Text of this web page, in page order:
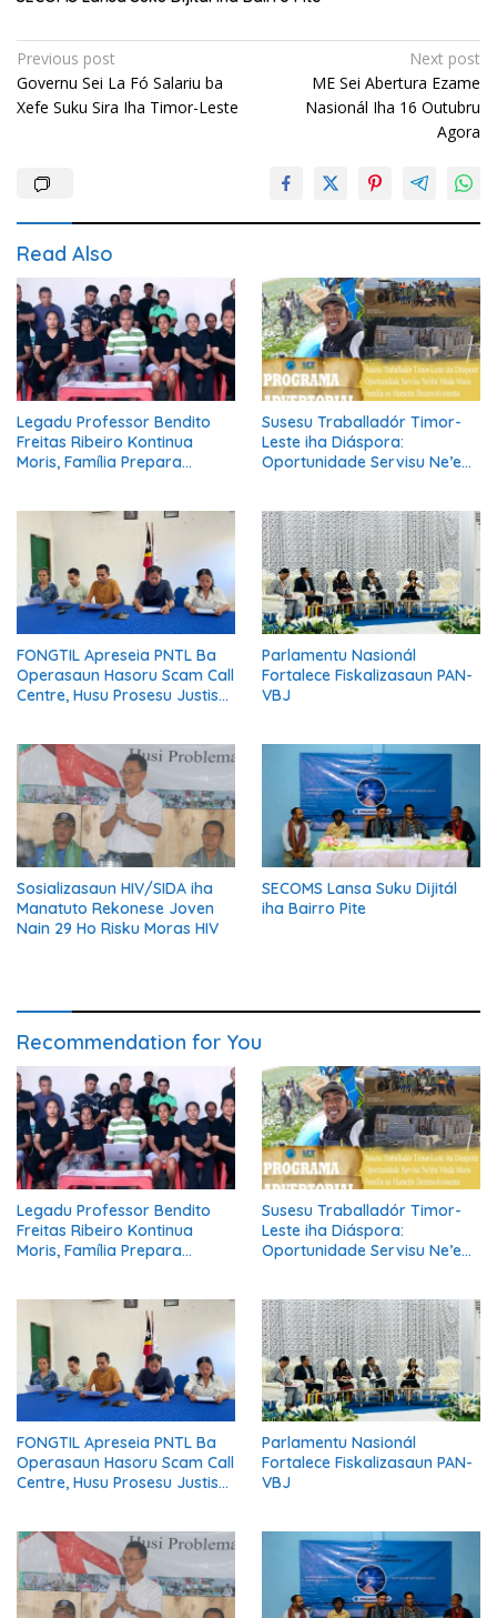
Post
navigation
Previous post
Governu Sei La Fó Salariu ba
Xefe Suku Sira Iha Timor-Leste
Next post
ME Sei Abertura Ezame
Nasionál Iha 16 Outubru
Agora
Read Also
Legadu Professor Bendito
Freitas Ribeiro Kontinua
Moris, Família Prepara
Susesu Traballadór Timor-
Leste iha Diáspora:
Oportunidade Servisu Ne’ebé
Nasaun
FONGTIL Apreseia PNTL Ba
Operasaun Hasoru Scam Call
Centre, Husu Prosesu Justisa
Parlamentu Nasionál
Fortalece Fiskalizasaun PAN-
VBJ
Sosializasaun HIV/SIDA iha
Manatuto Rekonese Joven
Nain 29 Ho Risku Moras HIV
SECOMS Lansa Suku Dijitál
iha Bairro Pite
Recommendation for You
Legadu Professor Bendito
Freitas Ribeiro Kontinua
Moris, Família Prepara
Susesu Traballadór Timor-
Leste iha Diáspora:
Oportunidade Servisu Ne’ebé
Nasaun
FONGTIL Apreseia PNTL Ba
Operasaun Hasoru Scam Call
Centre, Husu Prosesu Justisa
Parlamentu Nasionál
Fortalece Fiskalizasaun PAN-
VBJ